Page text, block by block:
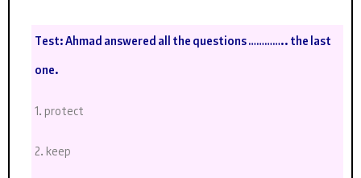
Test:Ahmad answered allthe questions…………..thelast
one.
1. protect
2. keep